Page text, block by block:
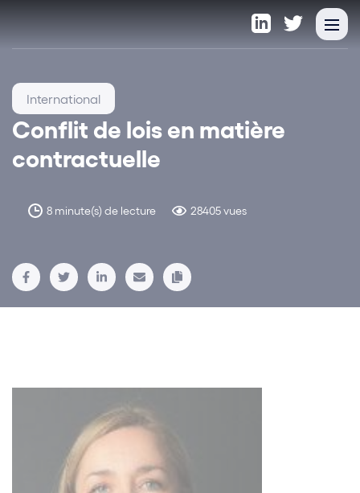
Conflit de lois en matière
contractuelle
8 minute(s) de lecture 28405 vues
International